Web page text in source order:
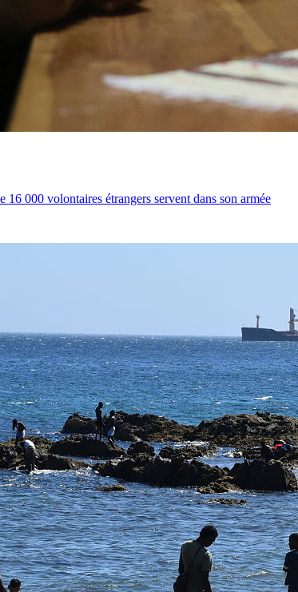
16 000 volontaires étrangers servent dans son armée